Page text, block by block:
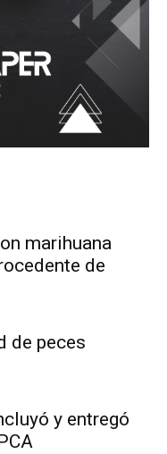
marihuana
de
de peces
y entregó